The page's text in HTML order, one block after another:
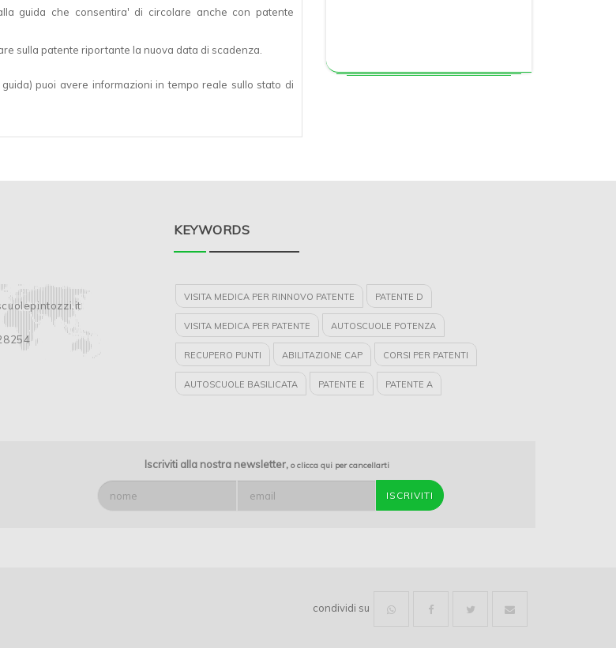
guida che consentira' di circolare anche con patente
sulla patente riportante la nuova data di scadenza.
puoi avere informazioni in tempo reale sullo stato di
KEYWORDS
VISITA MEDICA PER RINNOVO PATENTE PATENTE D
VISITA MEDICA PER PATENTE AUTOSCUOLE POTENZA
RECUPERO PUNTI ABILITAZIONE CAP CORSI PER PATENTI
AUTOSCUOLE BASILICATA PATENTE E PATENTE A
Iscriviti alla nostra newsletter, o clicca qui per cancellarti
condividi su